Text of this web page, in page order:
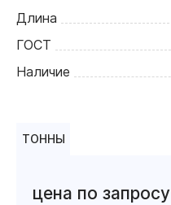
Длина
ГОСТ
Наличие
ТОННЫ
цена по запросу